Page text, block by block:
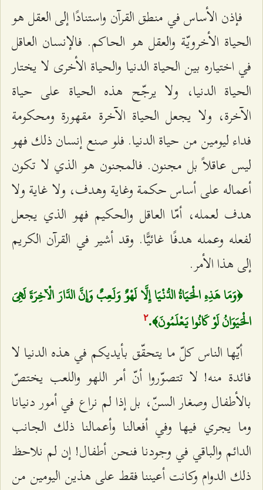
فإذن الأساس في منطق القرآن واستنادًا إلى العقل هو
الحياة الأخرويّة والعقل هو الحاكم. فالإنسان العاقل
في اختياره بين الحياة الدنيا والحياة الأخرى لا يختار
الحياة الدنيا، ولا يرجّح هذه الحياة على حياة
الآخرة، ولا يجعل الحياة الآخرة مقهورة ومحكومة
فداء ليومين من حياة الدنيا. فلو صنع إنسان ذلك فهو
ليس عاقلاً بل مجنون. فالمجنون هو الذي لا تكون
أعماله على أساس حكمة وغاية وهدف، ولا غاية ولا
هدف لعمله، أمّا العاقل والحكيم فهو الذي يجعل
لفعله وعمله هدفًا غائيًّا. وقد أشير في القرآن الكريم
إلى هذا الأمر.
﴿وَمَا هَذِهِ الْحَيَاةُ الدُّنْيَا إِلَّا لَهْوٌ وَلَعِبٌ وَإِنَّ الدَّارَ الْآخِرَةَ لَهِيَ
الْحَيَوَانُ لَوْ كَانُوا يَعْلَمُونَ﴾.٢
أيّها الناس كلّ ما يتحقّق بأيديكم في هذه الدنيا لا
فائدة منه! لا تتصوّروا أنّ أمر اللهو واللعب يختصّ
بالأطفال وصغار السنّ، بل إذا لم نراع في أمور دنيانا
وما يجري فيها وفي أفعالنا وأعمالنا ذلك الجانب
الدائم والباقي في وجودنا فنحن أطفال! إن لم نلاحظ
ذلك الدوام وكانت أعيننا فقط على هذين اليومين من